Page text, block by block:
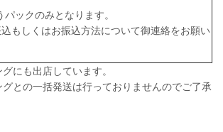
ックのみとなります。
もしくはお振込方法について御連絡をお願い
にも出店しています。
との一括発送は行っておりませんのでご了承